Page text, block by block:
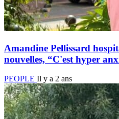
Amandine Pellissard
nouvelles, “C'est hyper
PEOPLE Il y a 2 ans